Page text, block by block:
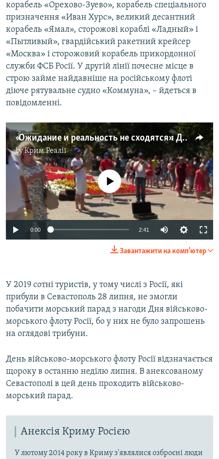
корабель «Орехово-Зуево», корабель спеціального
призначення «Иван Хурс», великий десантний
корабель «Ямал», сторожові кораблі «Ладный» і
«Пытливый», гвардійський ракетний крейсер
«Москва» і сторожовий корабель прикордонної
служби ФСБ Росії. У другій лінії почесне місце в
строю займе найдавніше на російському флоті
діюче рятувальне судно «Коммуна», – йдеться в
повідомленні.
«Ожидание и реальность не сходятся»: День военно-морского флота России в Севастополе (видео)
byКрим.Реалії
No media source currently available
0:00 2:41
Завантажити на комп'ютер
У 2019 сотні туристів, у тому числі з Росії, які
прибули в Севастополь 28 липня, не змогли
побачити морський парад з нагоди Дня військово-
морського флоту Росії, бо у них не було запрошень
на оглядові трибуни.
День військово-морського флоту Росії відзначається
щороку в останню неділю липня. В анексованому
Севастополі в цей день проходить військово-
морський парад.
Анексія Криму Росією
У лютому 2014 року в Криму з'являлися озброєні люди